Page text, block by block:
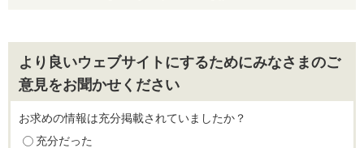
より良いウェブサイトにするためにみなさまのご
意見をお聞かせください
お求めの情報は充分掲載されていましたか？
充分だった